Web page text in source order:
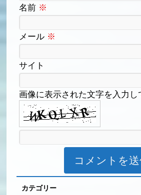
名前 ※
メール ※
サイト
画像に表示された文字を入力し
カテゴリー